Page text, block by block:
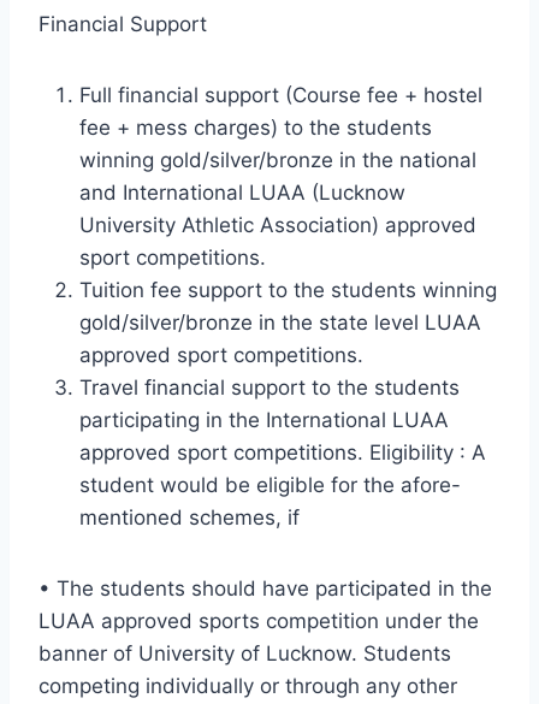
Financial Support
Full financial support (Course fee + hostel
fee + mess charges) to the students
winning gold/silver/bronze in the national
and International LUAA (Lucknow
University Athletic Association) approved
sport competitions.
Tuition fee support to the students winning
gold/silver/bronze in the state level LUAA
approved sport competitions.
Travel financial support to the students
participating in the International LUAA
approved sport competitions. Eligibility : A
student would be eligible for the afore-
mentioned schemes, if
• The students should have participated in the
LUAA approved sports competition under the
banner of University of Lucknow. Students
competing individually or through any other